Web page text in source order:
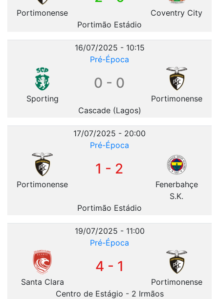
Portimonense
Coventry City
Portimão Estádio
16/07/2025 - 10:15
Pré-Época
Sporting
0 - 0
Portimonense
Cascade (Lagos)
17/07/2025 - 20:00
Pré-Época
Portimonense
1 - 2
Fenerbahçe
S.K.
Portimão Estádio
19/07/2025 - 11:00
Pré-Época
Santa Clara
4 - 1
Portimonense
Centro de Estágio - 2 Irmãos